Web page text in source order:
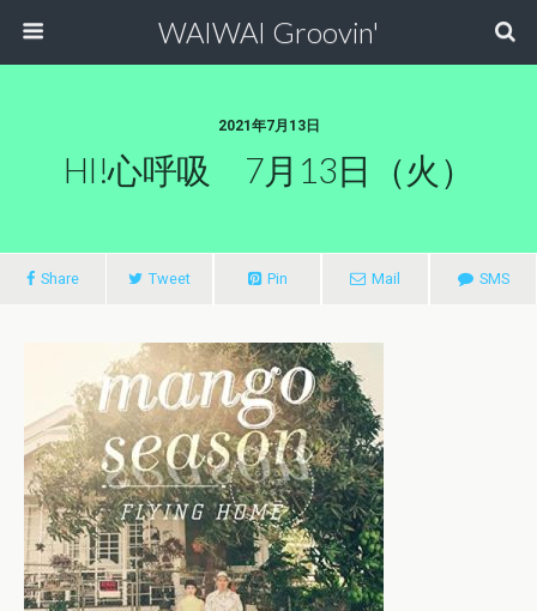
WAIWAI Groovin'
2021年7月13日
HI!心呼吸 7月13日（火）
Share Tweet Pin Mail SMS